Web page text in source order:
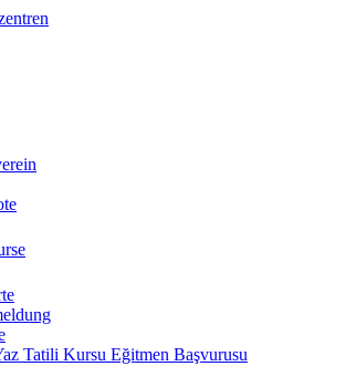
Tatili Kursu Eğitmen Başvurusu